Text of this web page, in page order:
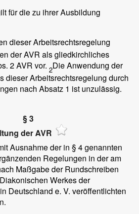
für die zu ihrer Ausbildung
dieser Arbeitsrechtsregelung
der AVR als gliedkirchliches
2 AVR vor. 2Die Anwendung der
dieser Arbeitsrechtsregelung durch
nach Absatz 1 ist unzulässig.
§ 3
der AVR
Ausnahme der in § 4 genannten
Regelungen in der am
Maßgabe der Rundschreiben
Werkes der
Deutschland e. V. veröffentlichten